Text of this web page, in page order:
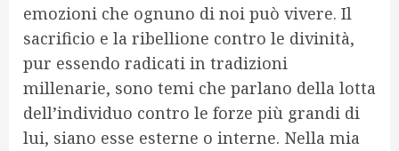
emozioni che ognuno di noi può vivere. Il
sacrificio e la ribellione contro le divinità,
pur essendo radicati in tradizioni
millenarie, sono temi che parlano della lotta
dell’individuo contro le forze più grandi di
lui, siano esse esterne o interne. Nella mia